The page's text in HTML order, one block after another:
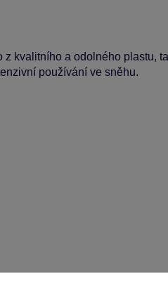
kvalitního a odolného plastu,
používání ve sněhu.